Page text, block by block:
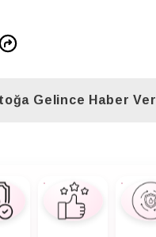
Gelince Haber Ver